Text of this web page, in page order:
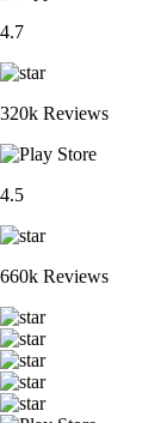
4.7
320k Reviews
4.5
660k Reviews